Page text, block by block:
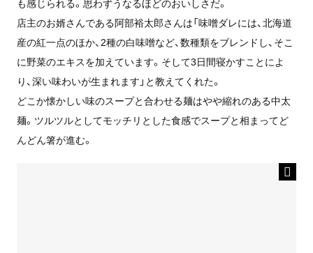
も感じられる。思わずうなるほどのおいしさだ。
店主のお婿さんである阿部裕太郎さんは「味噌ダレには、北海道
産の紅一点のほか、2種の白味噌など、数種類をブレンドし、そこ
に野菜のエキスを加えています。そして3日間寝かすことによ
り、深い味わいが生まれます」と教えてくれた。
どこか懐かしい味のスープと合わせる麺はやや縮れのある中太
麺。ツルツルとしてモッチリとした食感でスープと相まってど
んどん箸が進む。